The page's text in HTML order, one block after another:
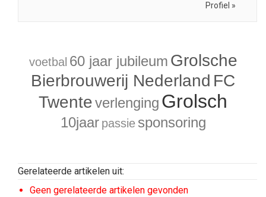
Profiel »
voetbal 60 jaar jubileum Grolsche
Bierbrouwerij Nederland FC
Twenteverlenging Grolsch
10jaar passie sponsoring
Gerelateerde artikelen uit:
Geen gerelateerde artikelen gevonden